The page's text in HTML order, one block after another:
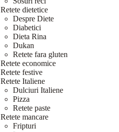
Retete dietetice
Despre Diete
Diabetici
Dieta Rina
Dukan
Retete fara gluten
Retete economice
Retete festive
Retete Italiene
Dulciuri Italiene
Pizza
Retete paste
Retete mancare
Fripturi